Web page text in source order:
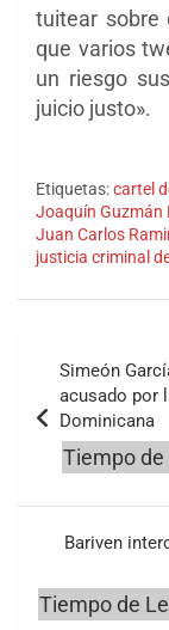
tuitear sobre
que varios
un riesgo
juicio justo».
Etiquetas:cartel
Joaquín Guzmán
Juan Carlos
justicia criminal
entradas
Simeón
acusado por
Dominicana
Bariven